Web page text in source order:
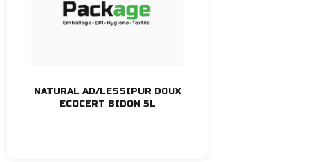
NATURAL AD/LESSIPUR DOUX
ECOCERT BIDON 5L